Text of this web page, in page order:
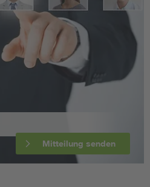
Mitteilung senden